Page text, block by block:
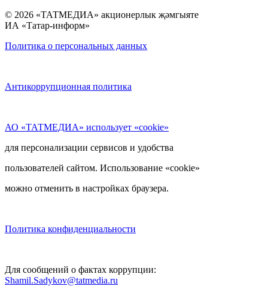
© 2026 «ТАТМЕДИА» акционерлык җәмгыяте
ИА «Татар-информ»
Политика о персональных данных
Антикоррупционная политика
АО «ТАТМЕДИА» использует «cookie»
для персонализации сервисов и удобства
пользователей сайтом. Использование «cookie»
можно отменить в настройках браузера.
Политика конфиденциальности
Для сообщений о фактах коррупции:
Shamil.Sadykov@tatmedia.ru